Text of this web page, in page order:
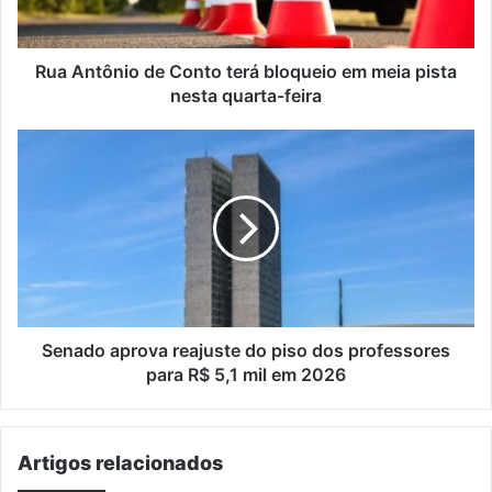
meia
pista
nesta
Rua Antônio de Conto terá bloqueio em meia pista
nesta quarta-feira
professores
para
R$
Senado aprova reajuste do piso dos professores
para R$ 5,1 mil em 2026
Artigos relacionados